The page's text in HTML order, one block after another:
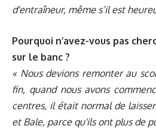
d'entraîneur, même s’il est
Pourquoi n’avez-vous pas
sur le banc ?
« Nous devions remonter au
fin, quand nous avons
centres, il était normal de
et Bale, parce qu'ils ont plus de